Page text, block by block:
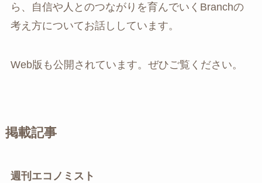
ら、自信や人とのつながりを育んでいくBranchの
考え方についてお話ししています。
Web版も公開されています。ぜひご覧ください。
掲載記事
週刊エコノミスト